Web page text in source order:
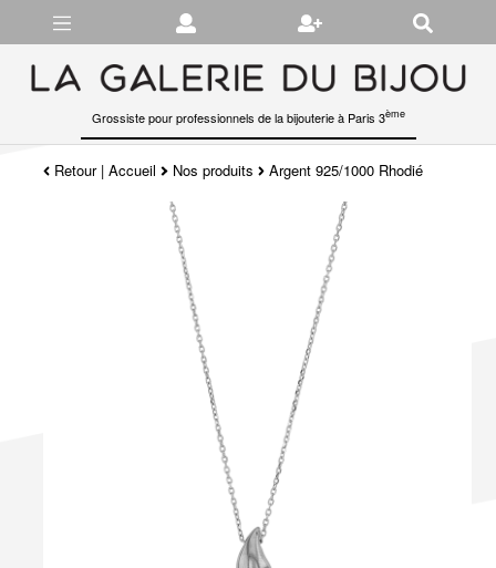
Grossiste pour professionnels de la bijouterie à Paris 3ème
Retour|Accueil Nos produits Argent 925/1000 Rhodié
Gérer les préférences en matière de cookies